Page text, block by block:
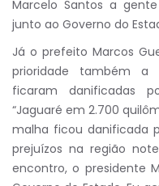
Marcelo Santos a
junto ao Governo do
Já o prefeito Marcos
prioridade também a
ficaram danificadas
“Jaguaré em 2.700
malha ficou danificada
prejuízos na região
encontro, o presidente